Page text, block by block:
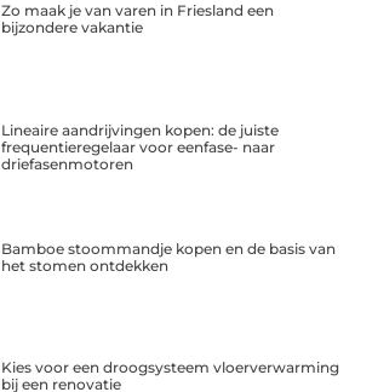
Zo maak je van varen in Friesland een
bijzondere vakantie
Lineaire aandrijvingen kopen: de juiste
frequentieregelaar voor eenfase- naar
driefasenmotoren
Bamboe stoommandje kopen en de basis van
het stomen ontdekken
Kies voor een droogsysteem vloerverwarming
bij een renovatie